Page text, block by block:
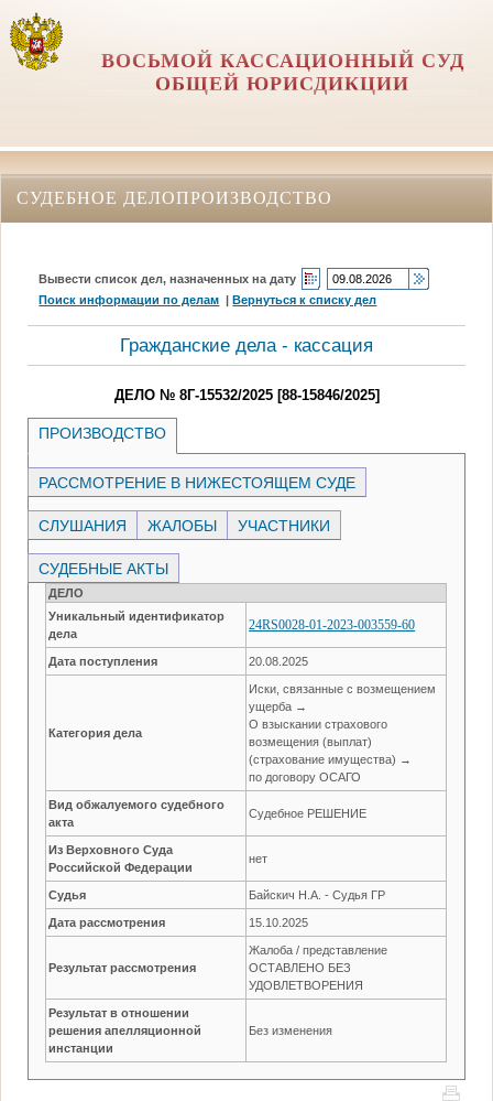
ВОСЬМОЙ КАССАЦИОННЫЙ СУД
ОБЩЕЙ ЮРИСДИКЦИИ
СУДЕБНОЕ ДЕЛОПРОИЗВОДСТВО
Вывести список дел, назначенных на дату
Поиск информации по делам |Вернуться к списку дел
Гражданские дела - кассация
ДЕЛО № 8Г-15532/2025 [88-15846/2025]
ПРОИЗВОДСТВО
РАССМОТРЕНИЕ В НИЖЕСТОЯЩЕМ СУДЕ
СЛУШАНИЯ ЖАЛОБЫ УЧАСТНИКИ
СУДЕБНЫЕ АКТЫ
ДЕЛО
Уникальный идентификатор
дела
24RS0028-01-2023-003559-60
Дата поступления 20.08.2025
Категория дела
Иски, связанные с возмещением
ущерба →
О взыскании страхового
возмещения (выплат)
(страхование имущества) →
по договору ОСАГО
Вид обжалуемого судебного
акта
Судебное РЕШЕНИЕ
Из Верховного Суда
Российской Федерации
нет
Судья Байскич Н.А. - Судья ГР
Дата рассмотрения 15.10.2025
Результат рассмотрения
Жалоба / представление
ОСТАВЛЕНО БЕЗ
УДОВЛЕТВОРЕНИЯ
Результат в отношении
решения апелляционной
инстанции
Без изменения